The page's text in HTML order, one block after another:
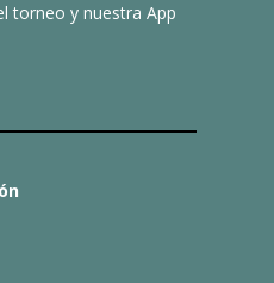
torneo y nuestra App